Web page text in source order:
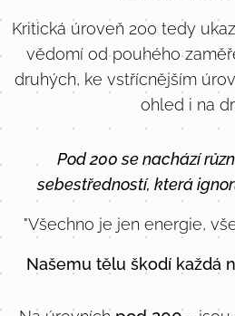
Kritická úroveň 200 tedy
vědomí od pouhého
druhých, ke vstřícnějším
ohled i na
Pod 200 se nachází
sebestředností, která
"Všechno je jen energie,
Našemu tělu škodí každá